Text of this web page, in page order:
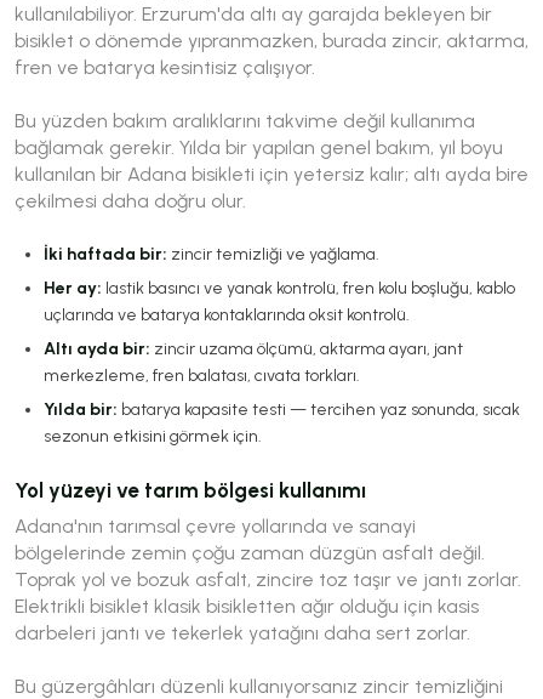
kullanılabiliyor. Erzurum'da altı ay garajda bekleyen bir
bisiklet o dönemde yıpranmazken, burada zincir, aktarma,
fren ve batarya kesintisiz çalışıyor.
Bu yüzden bakım aralıklarını takvime değil kullanıma
bağlamak gerekir. Yılda bir yapılan genel bakım, yıl boyu
kullanılan bir Adana bisikleti için yetersiz kalır; altı ayda bire
çekilmesi daha doğru olur.
İki haftada bir: zincir temizliği ve yağlama.
Her ay: lastik basıncı ve yanak kontrolü, fren kolu boşluğu, kablo
uçlarında ve batarya kontaklarında oksit kontrolü.
Altı ayda bir: zincir uzama ölçümü, aktarma ayarı, jant
merkezleme, fren balatası, cıvata torkları.
Yılda bir: batarya kapasite testi — tercihen yaz sonunda, sıcak
sezonun etkisini görmek için.
Yol yüzeyi ve tarım bölgesi kullanımı
Adana'nın tarımsal çevre yollarında ve sanayi
bölgelerinde zemin çoğu zaman düzgün asfalt değil.
Toprak yol ve bozuk asfalt, zincire toz taşır ve jantı zorlar.
Elektrikli bisiklet klasik bisikletten ağır olduğu için kasis
darbeleri jantı ve tekerlek yatağını daha sert zorlar.
Bu güzergâhları düzenli kullanıyorsanız zincir temizliğini